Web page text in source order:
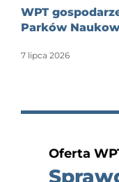
WPT
Parków
7 lipca 2026
Oferta